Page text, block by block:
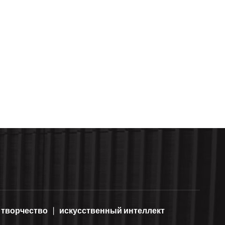
творчество искусственный интеллект